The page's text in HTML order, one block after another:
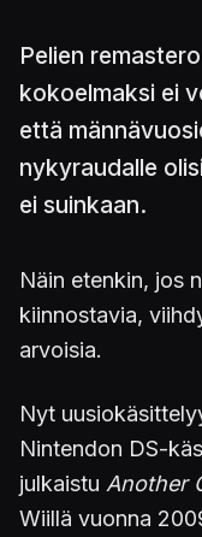
Pelien
kokoelmaksi ei
että
nykyraudalle
ei suinkaan.
Näin etenkin, jos
kiinnostavia,
arvoisia.
Nyt
Nintendon DS-
julkaistu Another
Wiillä vuonna